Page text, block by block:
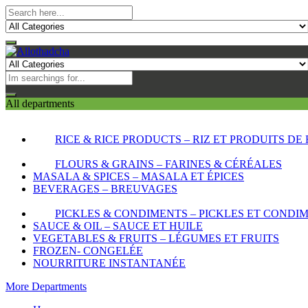
All departments
RICE & RICE PRODUCTS – RIZ ET PRODUITS DE
FLOURS & GRAINS – FARINES & CÉRÉALES
MASALA & SPICES – MASALA ET ÉPICES
BEVERAGES – BREUVAGES
PICKLES & CONDIMENTS – PICKLES ET
SAUCE & OIL – SAUCE ET HUILE
VEGETABLES & FRUITS – LÉGUMES ET FRUITS
FROZEN- CONGELÉE
NOURRITURE INSTANTANÉE
More Departments